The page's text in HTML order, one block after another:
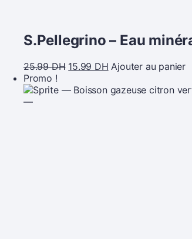
S.Pellegrino – Eau
25.99DH 15.99 DH Ajouter au panier
Promo !